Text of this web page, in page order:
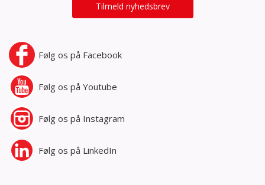
Tilmeld nyhedsbrev
Følg os på Facebook
Følg os på Youtube
Følg os på Instagram
Følg os på LinkedIn